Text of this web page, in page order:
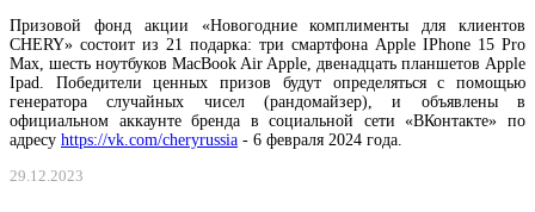
Призовой фонд акции «Новогодние комплименты для клиентов
CHERY» состоит из 21 подарка: три смартфона Apple IPhone 15 Pro
Max, шесть ноутбуков MacBook Air Apple, двенадцать планшетов Apple
Ipad. Победители ценных призов будут определяться с помощью
генератора случайных чисел (рандомайзер), и объявлены в
официальном аккаунте бренда в социальной сети «ВКонтакте» по
адресу https://vk.com/cheryrussia - 6 февраля 2024 года.
29.12.2023